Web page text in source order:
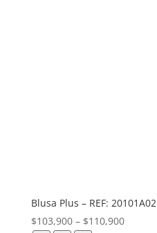
Blusa Plus – REF: 20101A02
$103,900– $110,900